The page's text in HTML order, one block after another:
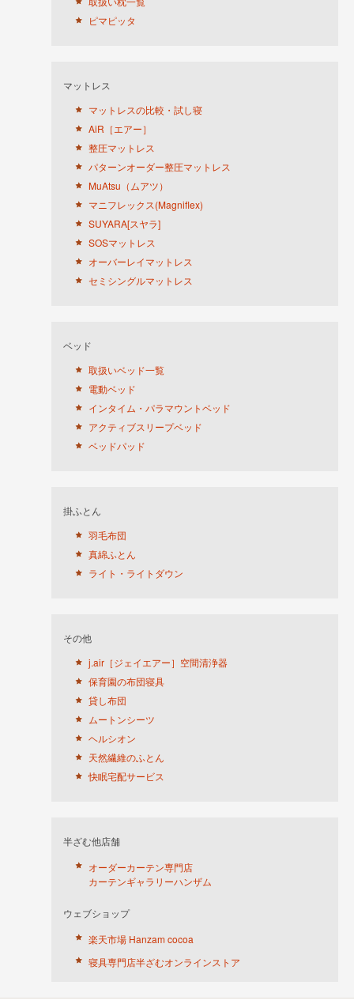
ピマピッタ
マットレス
マットレスの比較・試し寝
AiR［エアー］
整圧マットレス
パターンオーダー整圧マットレス
MuAtsu（ムアツ）
マニフレックス(Magniflex)
SUYARA[スヤラ]
SOSマットレス
オーバーレイマットレス
セミシングルマットレス
ベッド
取扱いベッド一覧
電動ベッド
インタイム・パラマウントベッド
アクティブスリープベッド
ベッドパッド
掛ふとん
羽毛布団
真綿ふとん
ライト・ライトダウン
その他
j.air［ジェイエアー］空間清浄器
保育園の布団寝具
貸し布団
ムートンシーツ
ヘルシオン
天然繊維のふとん
快眠宅配サービス
半ざむ他店舗
オーダーカーテン専門店
カーテンギャラリーハンザム
ウェブショップ
楽天市場 Hanzam cocoa
寝具専門店半ざむオンラインストア